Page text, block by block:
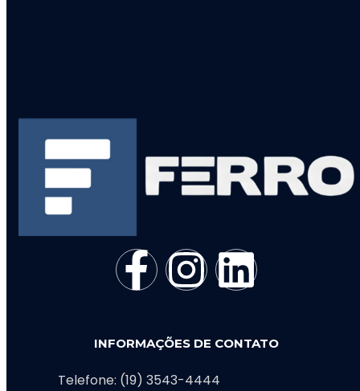
INFORMAÇÕES DE CONTATO
Telefone: (19) 3543-4444